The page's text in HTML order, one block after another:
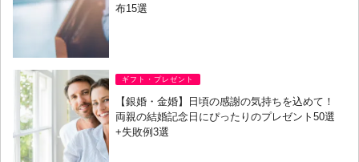
布15選
ギフト・プレゼント
【銀婚・金婚】日頃の感謝の気持ちを込めて！
両親の結婚記念日にぴったりのプレゼント50選
+失敗例3選